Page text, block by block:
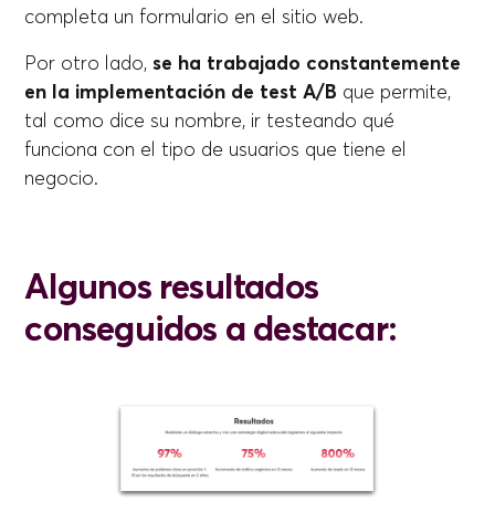
completa un formulario en el sitio web.
Por otro lado,se ha trabajado constantemente
en la implementación de test A/B que permite,
tal como dice su nombre, ir testeando qué
funciona con el tipo de usuarios que tiene el
negocio.
Algunos resultados
conseguidos a destacar: